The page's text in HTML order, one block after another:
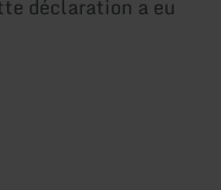
déclaration a eu